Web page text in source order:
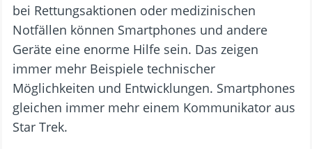
bei Rettungsaktionen oder medizinischen
Notfällen können Smartphones und andere
Geräte eine enorme Hilfe sein. Das zeigen
immer mehr Beispiele technischer
Möglichkeiten und Entwicklungen. Smartphones
gleichen immer mehr einem Kommunikator aus
Star Trek.